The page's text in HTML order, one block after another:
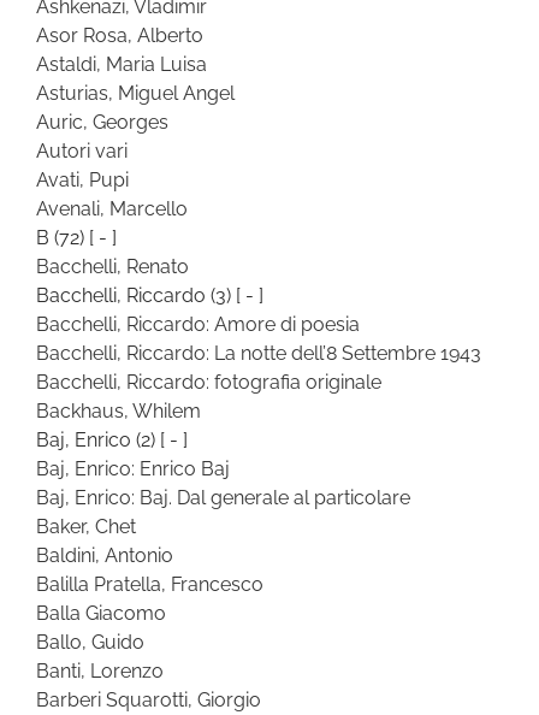
Ashkenazi, Vladimir
Asor Rosa, Alberto
Astaldi, Maria Luisa
Asturias, Miguel Angel
Auric, Georges
Autori vari
Avati, Pupi
Avenali, Marcello
B (72) [ - ]
Bacchelli, Renato
Bacchelli, Riccardo (3) [ - ]
Bacchelli, Riccardo: Amore di poesia
Bacchelli, Riccardo: La notte dell’8 Settembre 1943
Bacchelli, Riccardo: fotografia originale
Backhaus, Whilem
Baj, Enrico (2) [ - ]
Baj, Enrico: Enrico Baj
Baj, Enrico: Baj. Dal generale al particolare
Baker, Chet
Baldini, Antonio
Balilla Pratella, Francesco
Balla Giacomo
Ballo, Guido
Banti, Lorenzo
Barberi Squarotti, Giorgio